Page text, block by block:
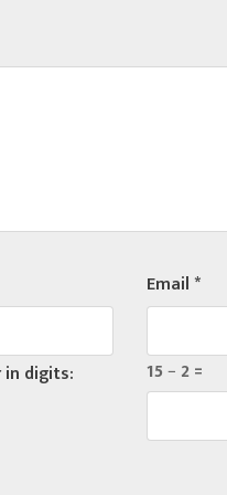
Email*
in digits: 15 − 2 =